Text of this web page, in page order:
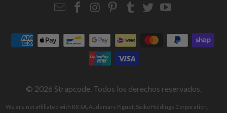
EmailStrapcode
Facebook
Strapcode
Instagram
Strapcode
Pinterest
Strapcode
Tumblr
Strapcode
TwitterYouTube
© 2026 Strapcode. Todos los derechos reservados.
We are not affiliated with RX SA, Audemars Piguet, Seiko Holdings Corporation,